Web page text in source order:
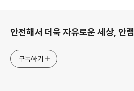
안전해서 더욱 자유로운 세상, 안랩
구독하기